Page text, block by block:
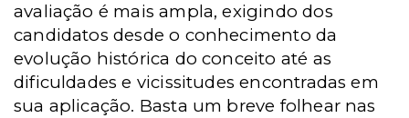
avaliação é mais ampla, exigindo dos
candidatos desde o conhecimento da
evolução histórica do conceito até as
dificuldades e vicissitudes encontradas em
sua aplicação. Basta um breve folhear nas